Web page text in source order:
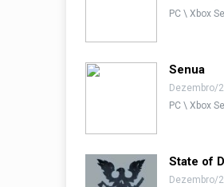
PC \ Xbox
Senua
Dezembro/
PC \ Xbox
State of
Dezembro/